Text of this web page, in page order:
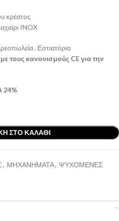
κρέατος
INOX
, Εστιατόρια
τους κανονισμούς CE για την
24%
ΣΤΟ ΚΑΛΆΘΙ
, ΜΗΧΑΝΗΜΑΤΑ, ΨΥΧΟΜΕΝΕΣ